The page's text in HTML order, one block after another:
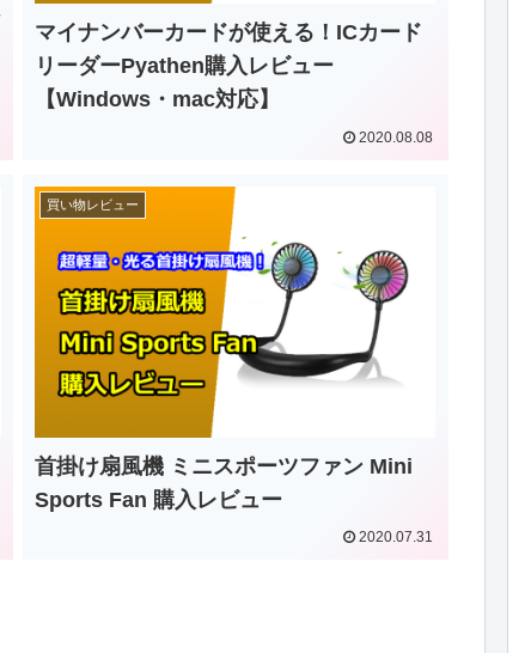
マイナンバーカードが使える！ICカード
リーダーPyathen購入レビュー
【Windows・mac対応】
2020.08.08
買い物レビュー
首掛け扇風機 ミニスポーツファン Mini
Sports Fan 購入レビュー
2020.07.31